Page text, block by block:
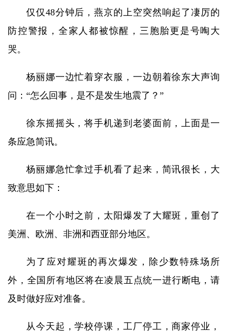
仅仅48分钟后，燕京的上空突然响起了凄厉的
防控警报，全家人都被惊醒，三胞胎更是号啕大
哭。
杨丽娜一边忙着穿衣服，一边朝着徐东大声询
问：“怎么回事，是不是发生地震了？”
徐东摇摇头，将手机递到老婆面前，上面是一
条应急简讯。
杨丽娜急忙拿过手机看了起来，简讯很长，大
致意思如下：
在一个小时之前，太阳爆发了大耀斑，重创了
美洲、欧洲、非洲和西亚部分地区。
为了应对耀斑的再次爆发，除少数特殊场所
外，全国所有地区将在凌晨五点统一进行断电，请
及时做好应对准备。
从今天起，学校停课，工厂停工，商家停业，